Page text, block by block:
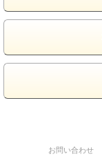
お問い合わせ